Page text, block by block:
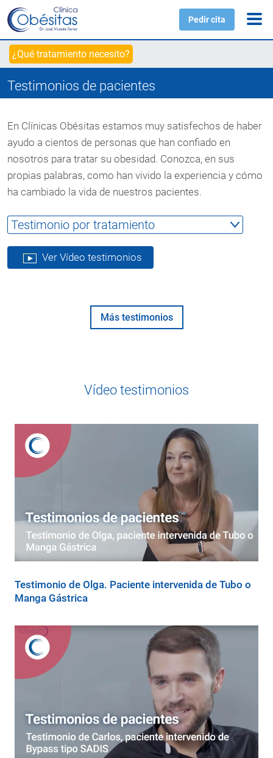
Pedir cita
¿Qué tratamiento necesito?
Testimonios de pacientes
En Clínicas Obésitas estamos muy satisfechos de haber
ayudo a cientos de personas que han confiado en
nosotros para tratar su obesidad. Conozca, en sus
propias palabras, como han vivido la experiencia y cómo
ha cambiado la vida de nuestros pacientes.
Ver Vídeo testimonios
Más testimonios
Vídeo testimonios
Testimonio de Olga. Paciente intervenida de Tubo o
Manga Gástrica